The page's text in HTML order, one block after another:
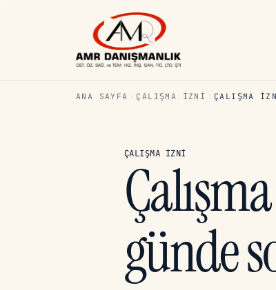
ANA SAYFA ÇALIŞMA İZNI ÇALIŞMA
ÇALIŞMA İZNI
günde